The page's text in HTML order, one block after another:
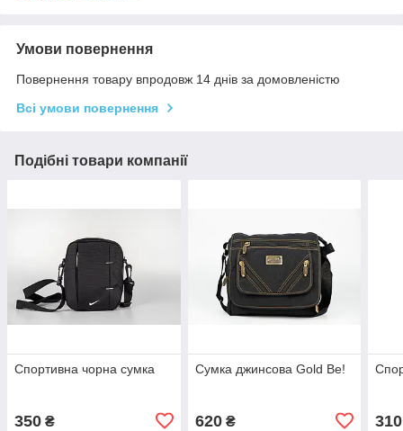
Умови повернення
Повернення товару впродовж 14 днів за домовленістю
Всі умови повернення
Подібні товари компанії
Спортивна чорна сумка
350 ₴
Сумка джинсова Gold Be!
620₴ 310